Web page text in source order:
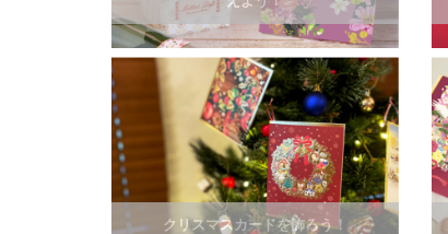
クリスマスカードを飾ろう！